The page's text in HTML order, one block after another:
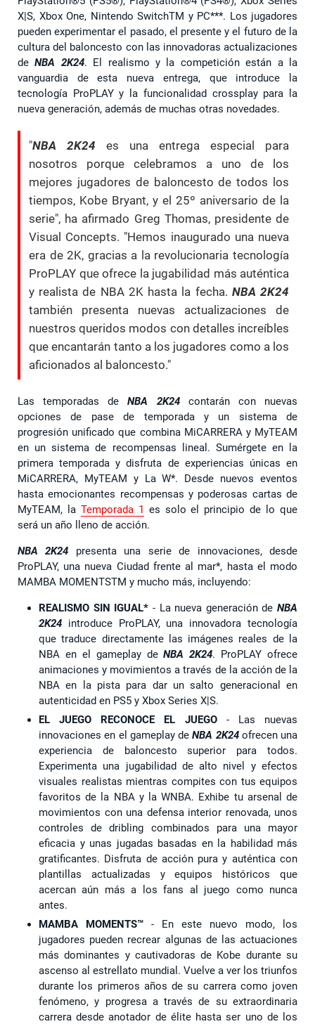
X|S, Xbox One, Nintendo SwitchTM y PC***. Los jugadores
pueden experimentar el pasado, el presente y el futuro de la
cultura del baloncesto con las innovadoras actualizaciones
deNBA 2K24. El realismo y la competición están a la
vanguardia de esta nueva entrega, que introduce la
tecnología ProPLAY y la funcionalidad crossplay para la
nueva generación, además de muchas otras novedades.
"NBA 2K24 es una entrega especial para
nosotros porque celebramos a uno de los
mejores jugadores de baloncesto de todos los
tiempos, Kobe Bryant, y el 25º aniversario de la
serie", ha afirmado Greg Thomas, presidente de
Visual Concepts. "Hemos inaugurado una nueva
era de 2K, gracias a la revolucionaria tecnología
ProPLAY que ofrece la jugabilidad más auténtica
y realista de NBA 2K hasta la fecha. NBA 2K24
también presenta nuevas actualizaciones de
nuestros queridos modos con detalles increíbles
que encantarán tanto a los jugadores como a los
aficionados al baloncesto."
Las temporadas deNBA 2K24contarán con nuevas
opciones de pase de temporada y un sistema de
progresión unificado que combina MiCARRERA y MyTEAM
en un sistema de recompensas lineal. Sumérgete en la
primera temporada y disfruta de experiencias únicas en
MiCARRERA, MyTEAM y La W*. Desde nuevos eventos
hasta emocionantes recompensas y poderosas cartas de
MyTEAM, la Temporada 1 es solo el principio de lo que
será un año lleno de acción.
NBA 2K24 presenta una serie de innovaciones, desde
ProPLAY, una nueva Ciudad frente al mar*, hasta el modo
MAMBA MOMENTSTM y mucho más, incluyendo:
REALISMO SIN IGUAL* - La nueva generación de NBA
2K24 introduce ProPLAY, una innovadora tecnología
que traduce directamente las imágenes reales de la
NBA en el gameplay deNBA 2K24. ProPLAY ofrece
animaciones y movimientos a través de la acción de la
NBA en la pista para dar un salto generacional en
autenticidad en PS5 y Xbox Series X|S.
EL JUEGO RECONOCE EL JUEGO- Las nuevas
innovaciones en el gameplay deNBA 2K24ofrecen una
experiencia de baloncesto superior para todos.
Experimenta una jugabilidad de alto nivel y efectos
visuales realistas mientras compites con tus equipos
favoritos de la NBA y la WNBA. Exhibe tu arsenal de
movimientos con una defensa interior renovada, unos
controles de dribling combinados para una mayor
eficacia y unas jugadas basadas en la habilidad más
gratificantes. Disfruta de acción pura y auténtica con
plantillas actualizadas y equipos históricos que
acercan aún más a los fans al juego como nunca
antes.
MAMBA MOMENTS™ - En este nuevo modo, los
jugadores pueden recrear algunas de las actuaciones
más dominantes y cautivadoras de Kobe durante su
ascenso al estrellato mundial. Vuelve a ver los triunfos
durante los primeros años de su carrera como joven
fenómeno, y progresa a través de su extraordinaria
carrera desde anotador de élite hasta ser uno de los